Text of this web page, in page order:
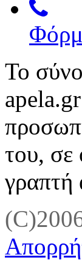
Το
apela.gr
του, σε
γραπτή